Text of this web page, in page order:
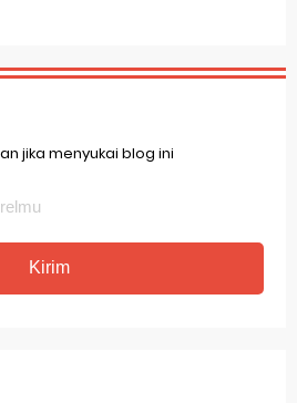
jika menyukai blog ini